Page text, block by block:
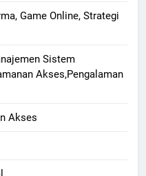
Game Online, Strategi
Sistem
Akses,Pengalaman
Akses